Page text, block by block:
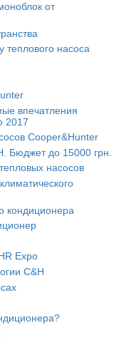
от
теплового насоса
впечатления
2017
Cooper&Hunter
Бюджет до 15000 грн.
насосов
кондиционера
Expo
C&H